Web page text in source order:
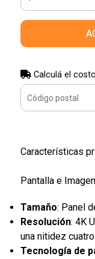
Calculá el
Características
Pantalla e
Tamaño: Panel
Resolución: 4K
una nitidez
Tecnología de